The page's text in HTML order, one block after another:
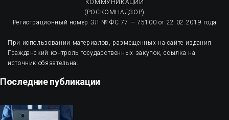
КОММУНИКАЦИЙ
(РОСКОМНАДЗОР)
Регистрационный номер ЭЛ № ФС 77 — 75100 от 22.02.2019 года
При использовании материалов, размещенных на сайте издания
Гражданский контроль государственных закупок, ссылка на
источник обязательна.
Последние публикации